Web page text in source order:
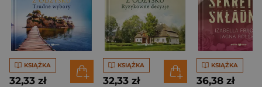
KSIĄŻKA
32,33 zł
KSIĄŻKA
32,33 zł
KSIĄŻKA
36,38 zł